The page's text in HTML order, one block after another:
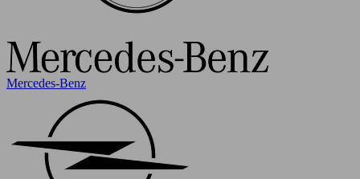
Mercedes-Benz